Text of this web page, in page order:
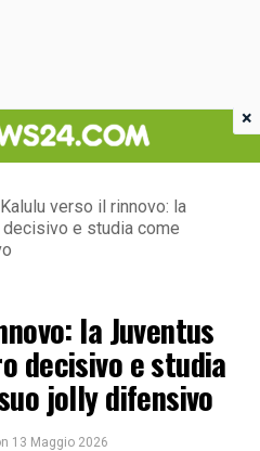
Kalulu verso il rinnovo: la
decisivo e studia come
la Juventus
decisivo e studia
jolly difensivo
13 Maggio 2026
×